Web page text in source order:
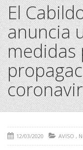
El
anuncia
medidas
12/03/2020 AVISO ,